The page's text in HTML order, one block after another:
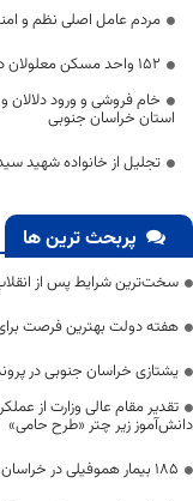
مردم عامل اصلی نظم و
۱۵۲ واحد مسکن معلولان در خراسان جنوبی تحویل داده شد
خام فروشی و ورود
استان خراسان جنوبی
تجلیل از خانواده شهید
پربحث ترین ها
سخت‌ترین شرایط پس از
هفته دولت بهترین فرصت
یشتازی خراسان جنوبی در
دانش‌آموز زیر چتر «طرح حامی»
۱۸۵ بیمار هموفیلی در خراسان جنوبی تحت پوشش خدمات بیمه سلامت قرار دارند